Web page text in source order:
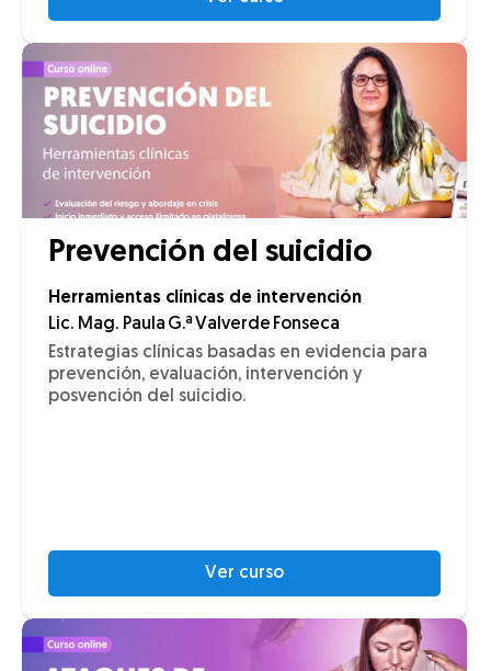
Prevención del suicidio
Herramientas clínicas de intervención
Lic. Mag. Paula G.ª Valverde Fonseca
Estrategias clínicas basadas en evidencia para
prevención, evaluación, intervención y
posvención del suicidio.
Ver curso